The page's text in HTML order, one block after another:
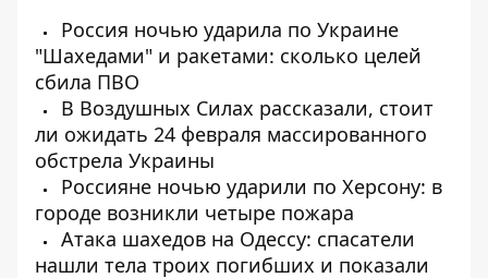
Россия ночью ударила по Украине
"Шахедами" и ракетами: сколько целей
сбила ПВО
В Воздушных Силах рассказали, стоит
ли ожидать 24 февраля массированного
обстрела Украины
Россияне ночью ударили по Херсону: в
городе возникли четыре пожара
Атака шахедов на Одессу: спасатели
нашли тела троих погибших и показали